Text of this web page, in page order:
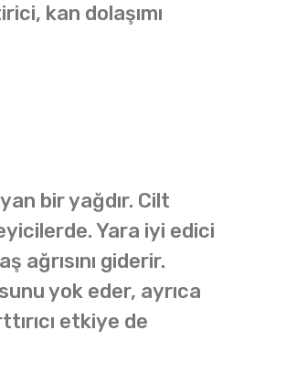
kan dolaşımı
bir yağdır. Cilt
Yara iyi edici
ağrısını giderir.
yok eder, ayrıca
etkiye de